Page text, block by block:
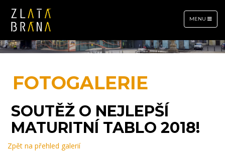
TOGGLE
NAVIGATION
MENU
FOTOGALERIE
SOUTĚŽ O NEJLEPŠÍ
MATURITNÍ TABLO 2018!
Zpět na přehled galerií